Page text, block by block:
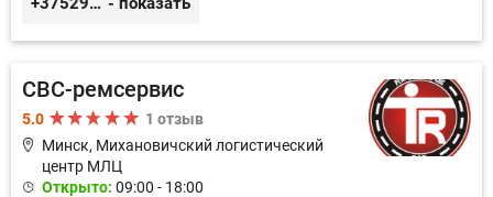
СВС-ремсервис
5.0
1 отзыв
Минск, Михановичский логистический
центр МЛЦ
Открыто: 09:00 - 18:00